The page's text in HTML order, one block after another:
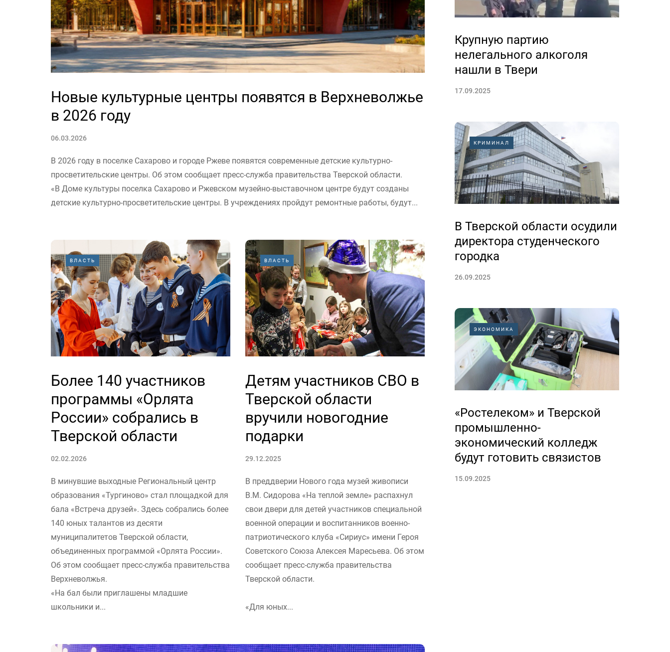
Новые культурные центры появятся в Верхневолжье
в 2026 году
06.03.2026
В 2026 году в поселке Сахарово и городе Ржеве появятся современные детские культурно-
просветительские центры. Об этом сообщает пресс-служба правительства Тверской области.
«В Доме культуры поселка Сахарово и Ржевском музейно-выставочном центре будут созданы
детские культурно-просветительские центры. В учреждениях пройдут ремонтные работы, будут...
ВЛАСТЬ
Более 140 участников
программы «Орлята
России» собрались в
Тверской области
02.02.2026
В минувшие выходные Региональный центр
образования «Тургиново» стал площадкой для
бала «Встреча друзей». Здесь собрались более
140 юных талантов из десяти
муниципалитетов Тверской области,
объединенных программой «Орлята России».
Об этом сообщает пресс-служба правительства
Верхневолжья.
«На бал были приглашены младшие
школьники и...
ВЛАСТЬ
Детям участников СВО в
Тверской области
вручили новогодние
подарки
29.12.2025
В преддверии Нового года музей живописи
В.М. Сидорова «На теплой земле» распахнул
свои двери для детей участников специальной
военной операции и воспитанников военно-
патриотического клуба «Сириус» имени Героя
Советского Союза Алексея Маресьева. Об этом
сообщает пресс-служба правительства
Тверской области.
«Для юных...
Крупную партию
нелегального алкоголя
нашли в Твери
17.09.2025
КРИМИНАЛ
В Тверской области осудили
директора студенческого
городка
26.09.2025
ЭКОНОМИКА
«Ростелеком» и Тверской
промышленно-
экономический колледж
будут готовить связистов
15.09.2025